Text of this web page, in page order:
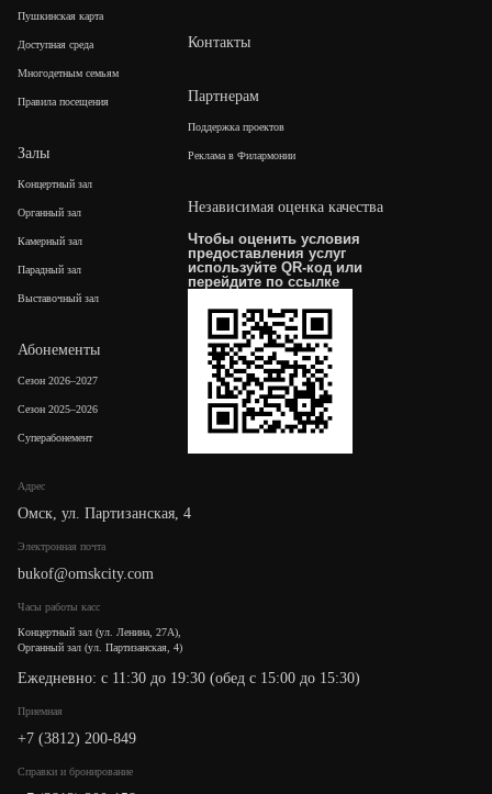
Адрес
Омск, ул. Партизанская, 4
Электронная почта
bukof@omskcity.com
Часы работы касс
Концертный зал (ул. Ленина, 27А),
Органный зал (ул. Партизанская, 4)
Ежедневно: с 11:30 до 19:30 (обед с 15:00 до 15:30)
Приемная
+7 (3812) 200-849
Cправки и бронирование
Пушкинская карта
Доступная среда
Многодетным семьям
Правила посещения
Залы
Концертный зал
Органный зал
Камерный зал
Парадный зал
Выставочный зал
Абонементы
Сезон 2026–2027
Сезон 2025–2026
Суперабонемент
Контакты
Партнерам
Поддержка проектов
Реклама в Филармонии
Независимая оценка качества
Чтобы оценить условия
предоставления услуг
используйте QR-код или
перейдите по ссылке